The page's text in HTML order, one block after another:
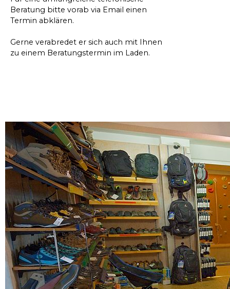
Beratung bitte vorab via Email einen
Termin abklären.
Gerne verabredet er sich auch mit Ihnen
zu einem Beratungstermin im Laden.